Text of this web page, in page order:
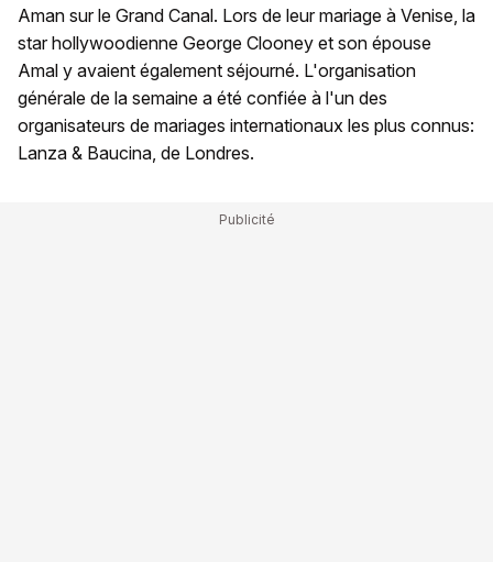
Aman sur le Grand Canal. Lors de leur mariage à Venise, la
star hollywoodienne George Clooney et son épouse
Amal y avaient également séjourné. L'organisation
générale de la semaine a été confiée à l'un des
organisateurs de mariages internationaux les plus connus:
Lanza & Baucina, de Londres.